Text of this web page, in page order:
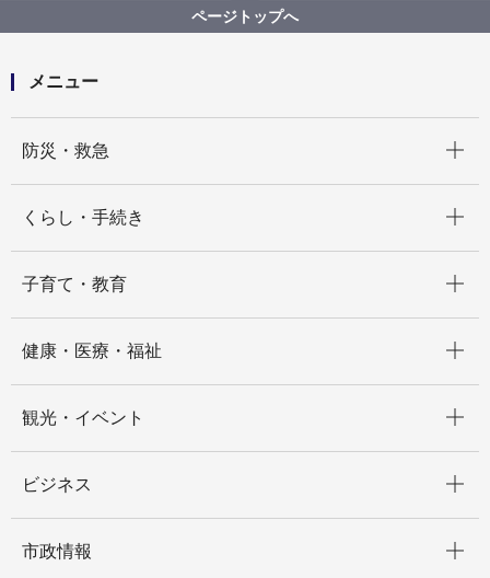
令和７年度横浜市総合防災訓練(第46回九都県市合同防
災訓練)【終了しました！たくさんのご参加ありがとう
ページトップへ
メニュー
防災・救急
くらし・手続き
子育て・教育
健康・医療・福祉
観光・イベント
ビジネス
市政情報